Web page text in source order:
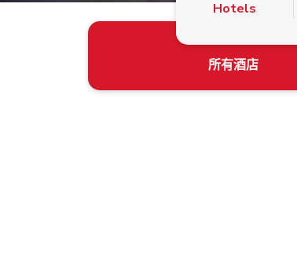
Hotels